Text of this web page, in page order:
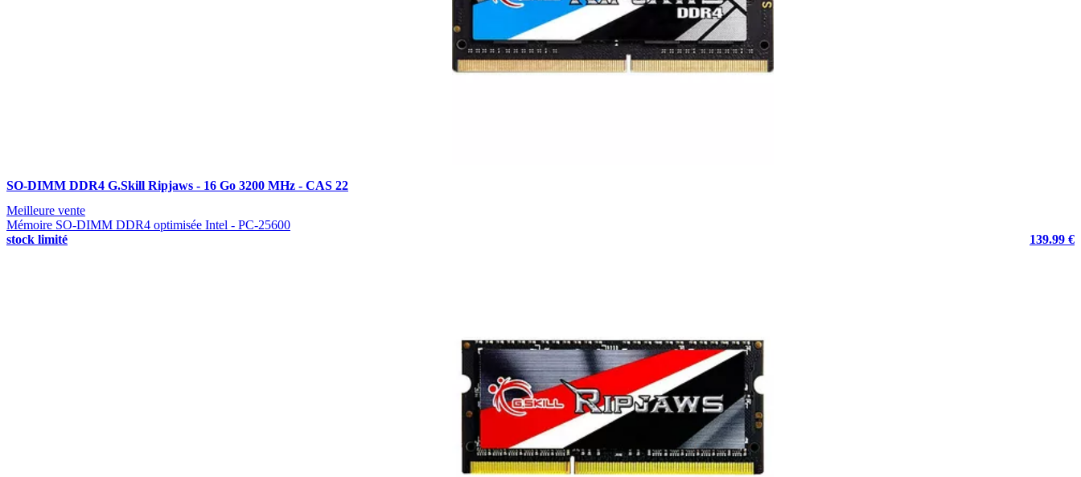
SO-DIMM DDR4 G.Skill Ripjaws - 16 Go 3200 MHz - CAS 22
Meilleure vente
Mémoire SO-DIMM DDR4 optimisée Intel - PC-25600
stock limité
139.99 €